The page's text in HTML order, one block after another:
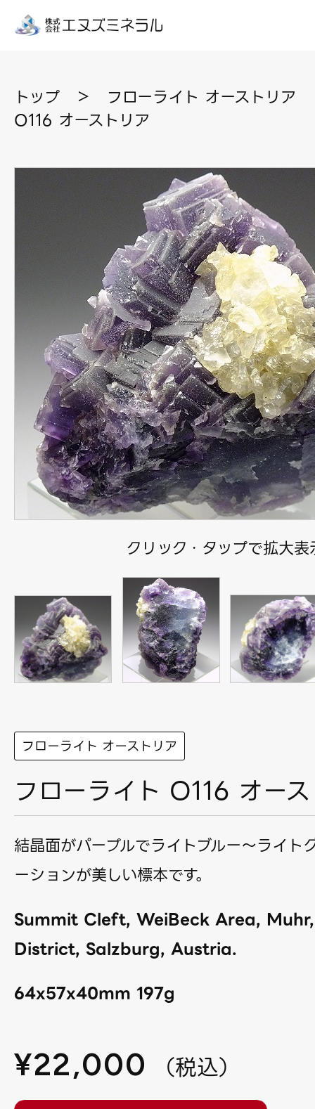
トップ ＞ フローライト オーストリア
O116 オーストリア
クリック・タップで拡大表
フローライト オーストリア
フローライト O116 オー
結晶面がパープルでライトブルー〜ライト
ーションが美しい標本です。
Summit Cleft, WeiBeck Area,
District, Salzburg, Austria.
64x57x40mm 197g
¥22,000 （税込）